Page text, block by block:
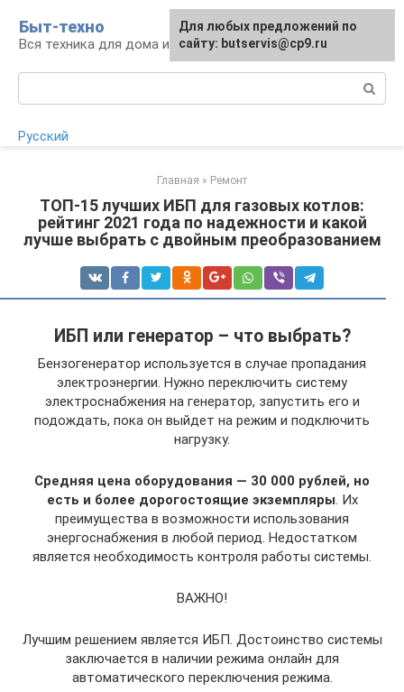
контенту
Быт-техно
Вся техника для дома и сада
Русский
Главная » Ремонт
ТОП-15 лучших ИБП для газовых котлов:
рейтинг 2021 года по надежности и какой
лучше выбрать с двойным преобразованием
ИБП или генератор – что выбрать?
Бензогенератор используется в случае пропадания
электроэнергии. Нужно переключить систему
электроснабжения на генератор, запустить его и
подождать, пока он выйдет на режим и подключить
нагрузку.
Средняя цена оборудования — 30 000 рублей, но
есть и более дорогостоящие экземпляры. Их
преимущества в возможности использования
энергоснабжения в любой период. Недостатком
является необходимость контроля работы системы.
ВАЖНО!
Лучшим решением является ИБП. Достоинство системы
заключается в наличии режима онлайн для
автоматического переключения режима.
Для любых предложений по
сайту: butservis@cp9.ru